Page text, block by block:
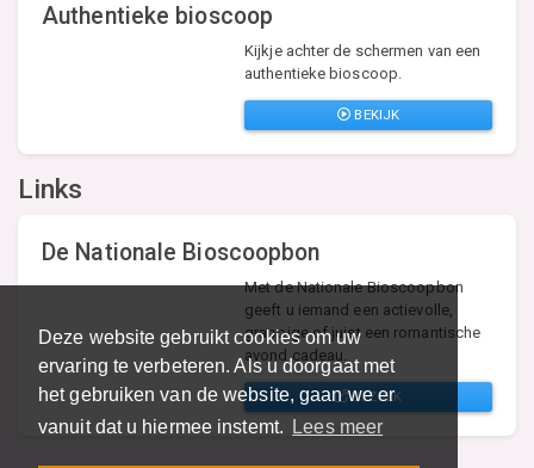
Deze website gebruikt cookies om uw
ervaring te verbeteren. Als u doorgaat met
het gebruiken van de website, gaan we er
vanuit dat u hiermee instemt.
Lees meer
Authentieke bioscoop
Kijkje achter de schermen van een
authentieke bioscoop.
BEKIJK
Links
De Nationale Bioscoopbon
Met de Nationale Bioscoopbon
geeft u iemand een actievolle,
grappige of juist een romantische
avond cadeau.
BEZOEK